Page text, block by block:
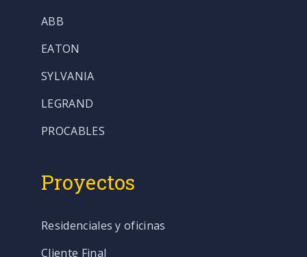
ABB
EATON
SYLVANIA
LEGRAND
PROCABLES
Proyectos
Residenciales y oficinas
Cliente Final